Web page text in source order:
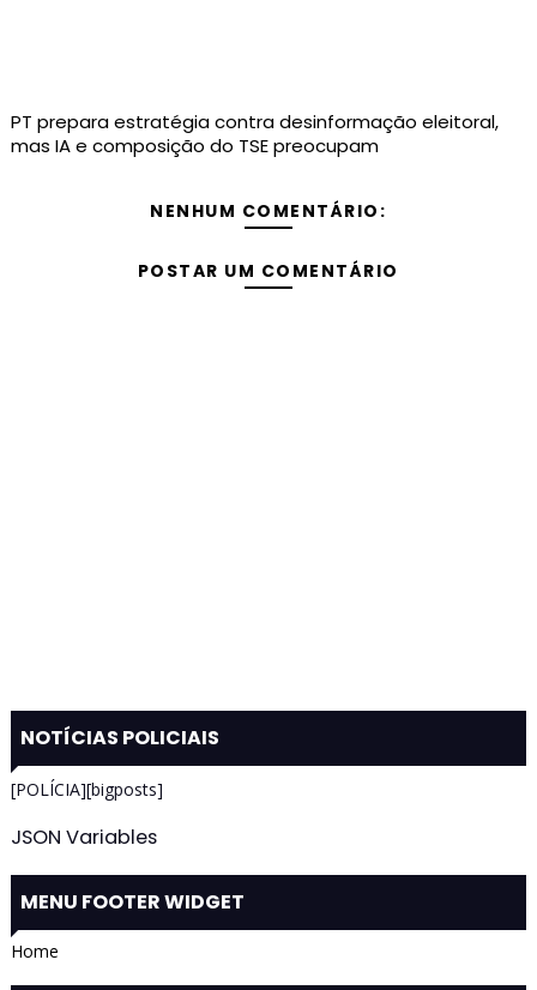
PT prepara estratégia contra desinformação eleitoral,
mas IA e composição do TSE preocupam
NENHUM COMENTÁRIO:
POSTAR UM COMENTÁRIO
NOTÍCIAS POLICIAIS
[POLÍCIA][bigposts]
JSON Variables
MENU FOOTER WIDGET
Home